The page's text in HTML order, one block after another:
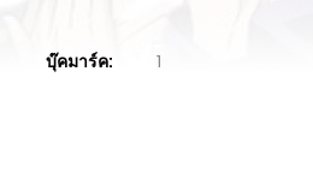
บุ๊คมาร์ค:
1